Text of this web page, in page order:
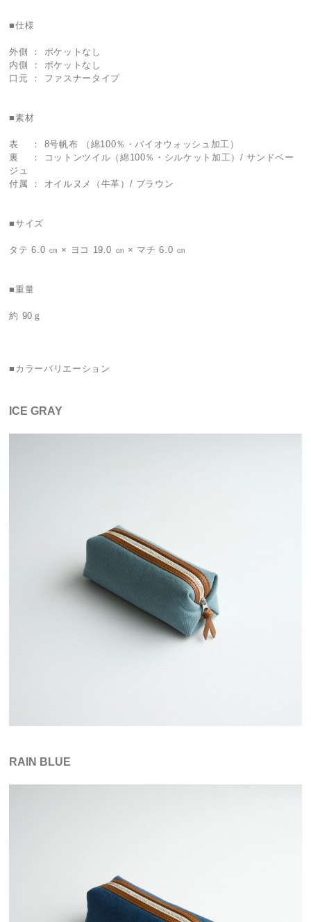
■仕様
外側 ： ポケットなし
内側 ： ポケットなし
口元 ： ファスナータイプ
■素材
表 ： 8号帆布 （綿100％・バイオウォッシュ加工）
裏 ： コットンツイル（綿100％・シルケット加工）/ サンドベー
ジュ
付属 ： オイルヌメ（牛革）/ ブラウン
■サイズ
タテ 6.0 ㎝ × ヨコ 19.0 ㎝ × マチ 6.0 ㎝
■重量
約 90ｇ
■カラーバリエーション
ICE GRAY
RAIN BLUE